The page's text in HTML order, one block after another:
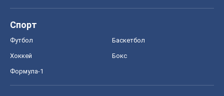
Спорт
Футбол Баскетбол
Хоккей Бокс
Формула-1